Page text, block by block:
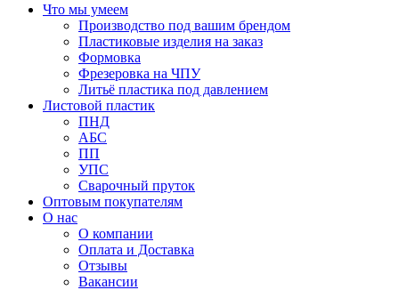
Что мы умеем
Производство под вашим брендом
Пластиковые изделия на заказ
Формовка
Фрезеровка на ЧПУ
Литьё пластика под давлением
Листовой пластик
ПНД
АБС
ПП
УПС
Сварочный пруток
Оптовым покупателям
О нас
О компании
Оплата и Доставка
Отзывы
Вакансии